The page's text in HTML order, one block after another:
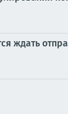
ждать